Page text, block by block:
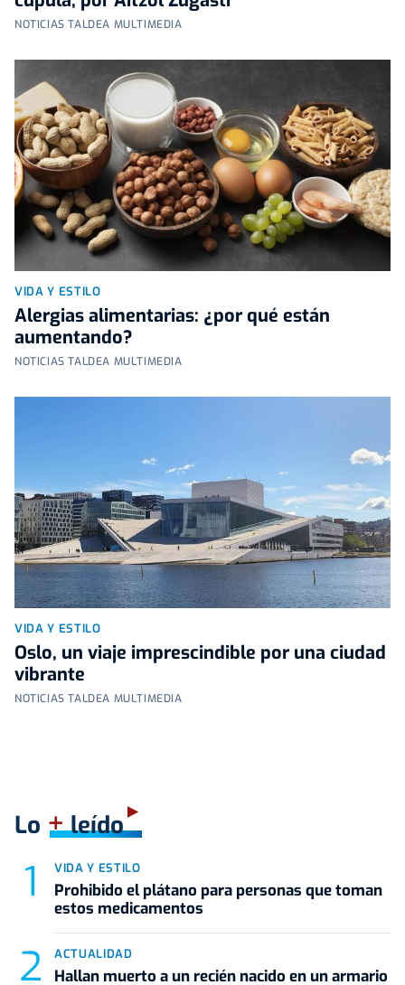
NOTICIAS TALDEA MULTIMEDIA
VIDA Y ESTILO
Alergias alimentarias: ¿por qué están
aumentando?
NOTICIAS TALDEA MULTIMEDIA
VIDA Y ESTILO
Oslo, un viaje imprescindible por una ciudad
vibrante
NOTICIAS TALDEA MULTIMEDIA
Lo +leído
VIDA Y ESTILO
Prohibido el plátano para personas que toman
estos medicamentos
ACTUALIDAD
Hallan muerto a un recién nacido en un armario